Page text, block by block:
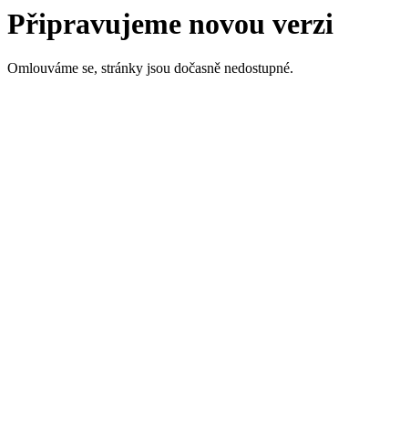
Připravujeme novou verzi
Omlouváme se, stránky jsou dočasně nedostupné.